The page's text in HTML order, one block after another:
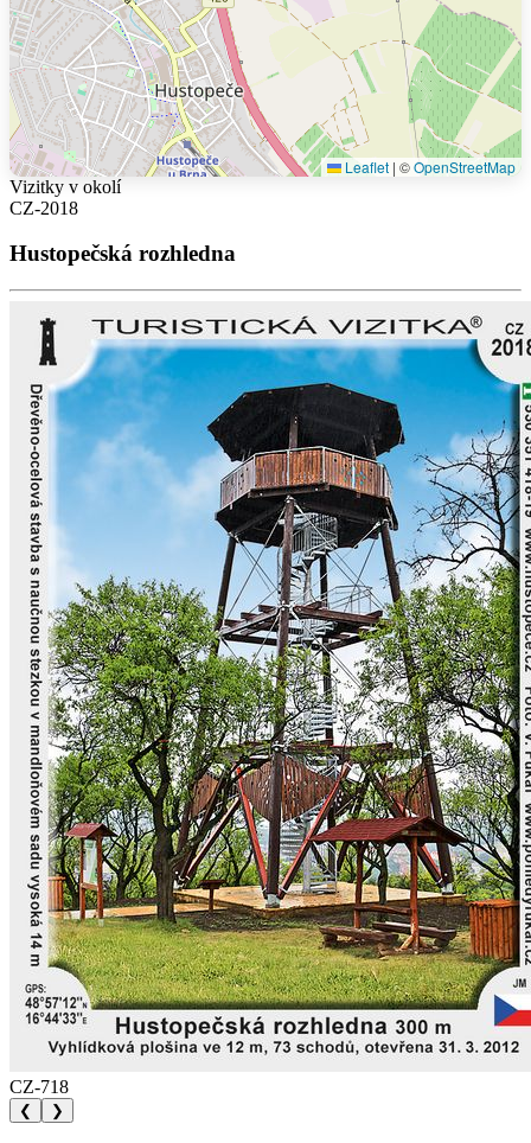
Leaflet | ©OpenStreetMap
Vizitky v okolí
CZ-2018
Hustopečská rozhledna
CZ-718
❮ ❯